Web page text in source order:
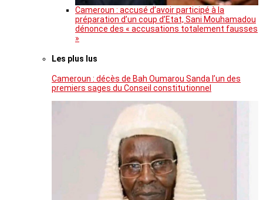
Cameroun : accusé d’avoir participé à la
préparation d’un coup d’Etat, Sani Mouhamadou
dénonce des « accusations totalement fausses
»
Les plus lus
Cameroun : décès de Bah Oumarou Sanda l’un des
premiers sages du Conseil constitutionnel